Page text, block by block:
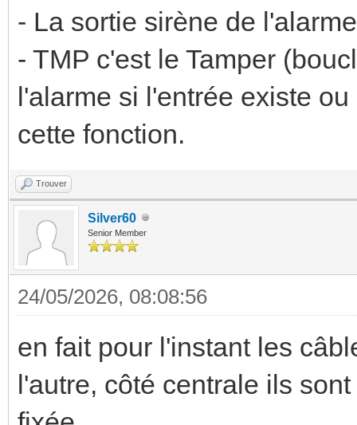
- La sortie sirène de
- TMP c'est le Tamper
l'alarme si l'entrée existe
cette fonction.
Trouver
Silver60
Senior Member
24/05/2026, 08:08:56
en fait pour l'instant les
l'autre, côté centrale ils